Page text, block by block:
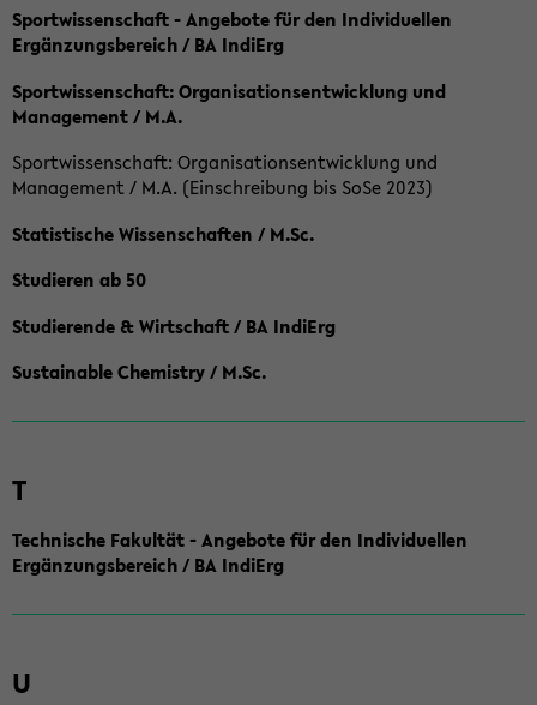
Sportwissenschaft - Angebote für den Individuellen
Ergänzungsbereich / BA IndiErg
Sportwissenschaft: Organisationsentwicklung und
Management / M.A.
Sportwissenschaft: Organisationsentwicklung und
Management / M.A. (Einschreibung bis SoSe 2023)
Statistische Wissenschaften / M.Sc.
Studieren ab 50
Studierende & Wirtschaft / BA IndiErg
Sustainable Chemistry / M.Sc.
T
Technische Fakultät - Angebote für den Individuellen
Ergänzungsbereich / BA IndiErg
U